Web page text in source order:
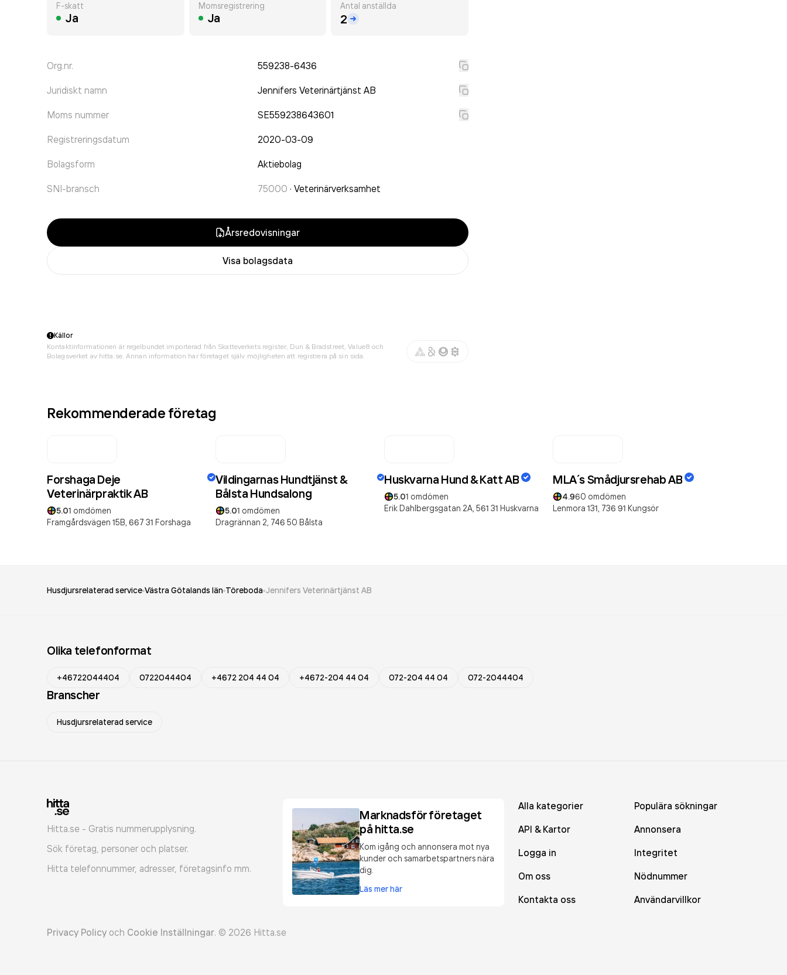
F-skatt
Ja
Momsregistrering
Ja
Antal anställda
2
Org.nr. 559238-6436
Juridiskt namn Jennifers Veterinärtjänst AB
Moms nummer SE559238643601
Registreringsdatum 2020-03-09
Bolagsform Aktiebolag
SNI-bransch 75000 · Veterinärverksamhet
Årsredovisningar
Visa bolagsdata
Källor
Kontaktinformationen är regelbundet importerad från Skatteverkets register, Dun & Bradstreet, Value8 och
Bolagsverket av hitta.se. Annan information har företaget själv möjligheten att registrera på sin sida.
Rekommenderade företag
Forshaga Deje
Veterinärpraktik AB
5.01 omdömen
Framgårdsvägen 15B, 667 31 Forshaga
Vildingarnas Hundtjänst &
Bålsta Hundsalong
5.01 omdömen
Dragrännan 2, 746 50 Bålsta
Huskvarna Hund & Katt AB
5.01 omdömen
Erik Dahlbergsgatan 2A, 561 31 Huskvarna
MLA´s Smådjursrehab AB
4.960 omdömen
Lenmora 131, 736 91 Kungsör
Husdjursrelaterad service Västra Götalands län Töreboda Jennifers Veterinärtjänst AB
Olika telefonformat
+46722044404 0722044404 +4672 204 44 04 +4672-204 44 04 072-204 44 04 072-2044404
Branscher
Husdjursrelaterad service
Hitta.se - Gratis nummerupplysning.
Sök företag, personer och platser.
Hitta telefonnummer, adresser, företagsinfo mm.
Marknadsför företaget
på hitta.se
Kom igång och annonsera mot nya
kunder och samarbetspartners nära
dig.
Läs mer här
Alla kategorier
Populära sökningar
API & Kartor
Annonsera
Logga in
Integritet
Om oss
Nödnummer
Kontakta oss
Användarvillkor
Privacy Policy och Cookie Inställningar. © 2026 Hitta.se